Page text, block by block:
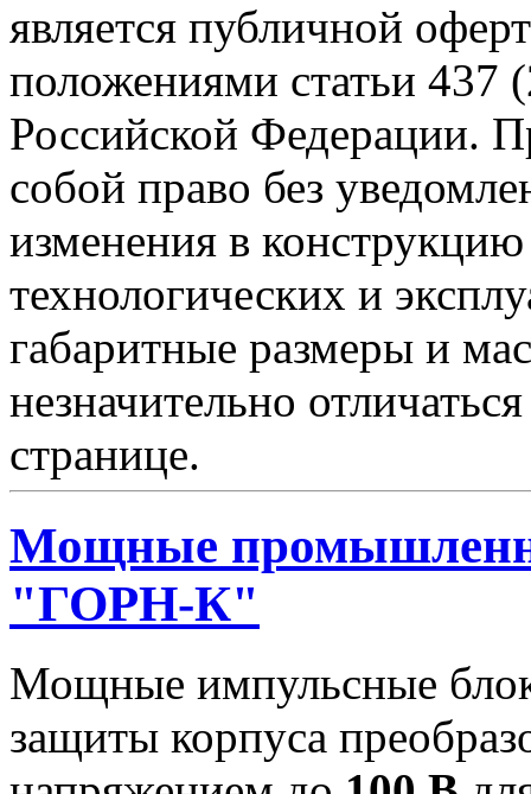
является публичной
положениями статьи 437
Российской Федерации.
собой право без
изменения в
технологических и
габаритные размеры и
незначительно
странице.
Мощные
"ГОРН-К"
Мощные импульсные
защиты корпуса